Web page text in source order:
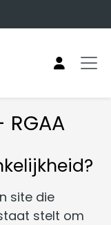
RGAA
site die
stelt om